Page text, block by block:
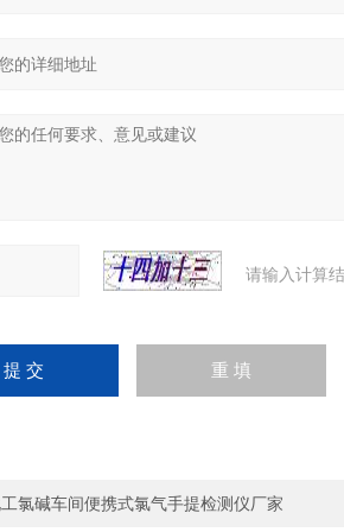
请输入计算
氯碱车间便携式氯气手提检测仪厂家